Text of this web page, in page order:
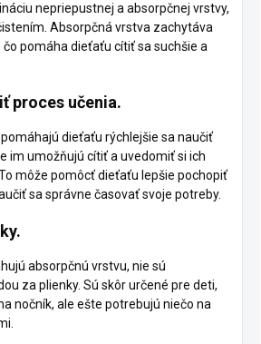
nepriepustnej a absorpčnej vrstvy,
Absorpčná vrstva zachytáva
pomáha dieťaťu cítiť sa suchšie a
proces učenia.
dieťaťu rýchlejšie sa naučiť
im umožňujú cítiť a uvedomiť si ich
môže pomôcť dieťaťu lepšie pochopiť
sa správne časovať svoje potreby.
absorpčnú vrstvu, nie sú
za plienky. Sú skôr určené pre deti,
nočník, ale ešte potrebujú niečo na